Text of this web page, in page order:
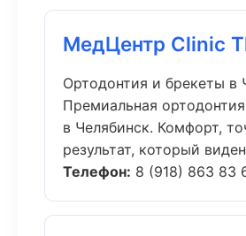
МедЦентр Clinic
Ортодонтия и брекеты в
Премиальная
в Челябинск. Комфорт,
результат, который
Телефон: 8 (918) 863 83